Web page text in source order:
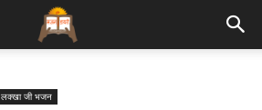
लक्खा जी भजन